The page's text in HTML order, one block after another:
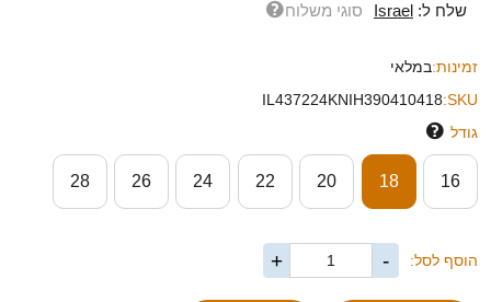
שלח ל: Israel סוגי משלוח
זמינות:במלאי
SKU:
IL437224KNIH390410418
גודל
16
18
20
22
24
26
28
הוסף לסל: -
+